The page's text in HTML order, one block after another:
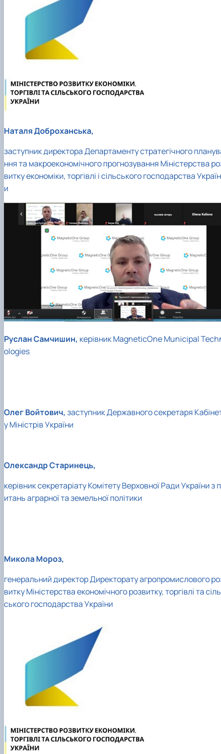
Наталя Доброханська,
заступник директора Департаменту стратегічного
ння та макроекономічного прогнозування Міністерства
витку економіки, торгівлі і сільського господарства Україн
и
Руслан Самчишин, керівник MagneticOne Municipal
ologies
Олег Войтович, заступник Державного секретаря
у Міністрів України
Олександр Старинець,
керівник секретаріату Комітету Верховної Ради України з п
итань аграрної та земельної політики
Микола Мороз,
генеральний директор Директорату агропромислового
витку Міністерства економічного розвитку, торгівлі та сіль
ського господарства України